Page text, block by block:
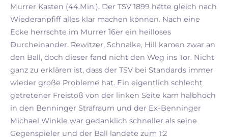
Murrer Kasten (44.Min.). Der TSV 1899 hätte gleich nach
Wiederanpfiff alles klar machen können. Nach eine
Ecke herrschte im Murrer 16er ein heilloses
Durcheinander. Rewitzer, Schnalke, Hill kamen zwar an
den Ball, doch dieser fand nicht den Weg ins Tor. Nicht
ganz zu erklären ist, dass der TSV bei Standards immer
wieder große Probleme hat. Ein eigentlich schlecht
getretener Freistoß von der linken Seite kam halbhoch
in den Benninger Strafraum und der Ex-Benninger
Michael Winkle war gedanklich schneller als seine
Gegenspieler und der Ball landete zum 1:2